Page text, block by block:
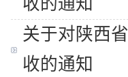
关于对陕西
收的通知